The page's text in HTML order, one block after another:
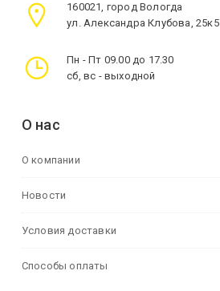
160021, город Вологда
ул. Александра Клубова, 25к5
Пн - Пт 09.00 до 17.30
сб, вс - выходной
О нас
О компании
Новости
Условия доставки
Способы оплаты